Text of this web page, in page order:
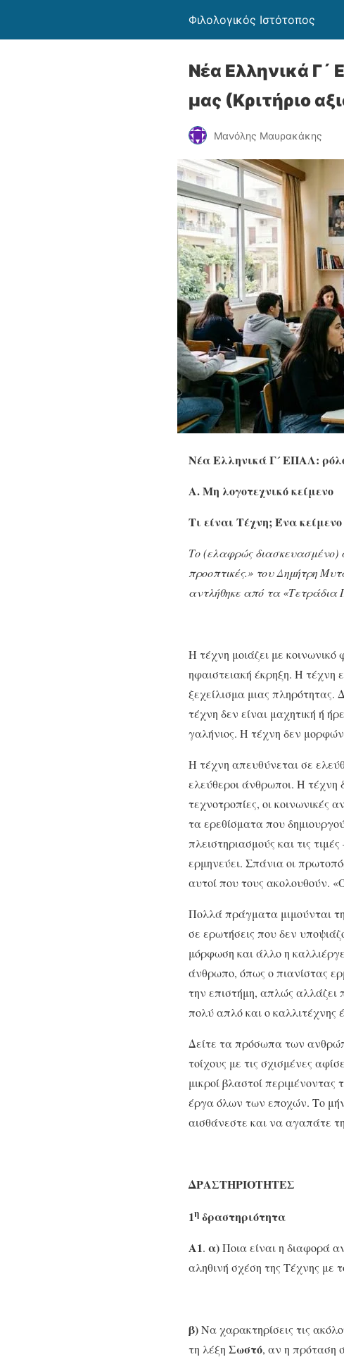
Φιλολογικός Ιστότοπος
Νέα Ελληνικά Γ´
μας (Κριτήριο
Μανόλης Μαυρακάκης
Νέα Ελληνικά Γ´ ΕΠΑΛ:
Α. Μη λογοτεχνικό κείμενο
Τι είναι Τέχνη; Ένα
Το (ελαφρώς διασκευασμένο)
προοπτικές.» του Δημήτρη
αντλήθηκε από τα «Τετράδια
Η τέχνη μοιάζει με
ηφαιστειακή έκρηξη. Η τέχνη
ξεχείλισμα μιας πληρότητας.
τέχνη δεν είναι μαχητική ή
γαλήνιος. Η τέχνη δεν
Η τέχνη απευθύνεται σε
ελεύθεροι άνθρωποι. Η τέχνη
τεχνοτροπίες, οι κοινωνικές
τα ερεθίσματα που
πλειστηριασμούς και τις
ερμηνεύει. Σπάνια οι
αυτοί που τους ακολουθούν.
Πολλά πράγματα μιμούνται
σε ερωτήσεις που δεν
μόρφωση και άλλο η
άνθρωπο, όπως ο πιανίστας
την επιστήμη, απλώς αλλάζει
πολύ απλό και ο καλλιτέχνης
Δείτε τα πρόσωπα των
τοίχους με τις σχισμένες
μικροί βλαστοί
έργα όλων των εποχών. Το
αισθάνεστε και να αγαπάτε
ΔΡΑΣΤΗΡΙΟΤΗΤΕΣ
1η δραστηριότητα
Α1. α)Ποια είναι η διαφορά
αληθινή σχέση της Τέχνης με
β)Να χαρακτηρίσεις τις
τη λέξη Σωστό, αν η πρόταση